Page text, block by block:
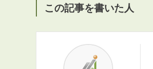
この記事を書いた人